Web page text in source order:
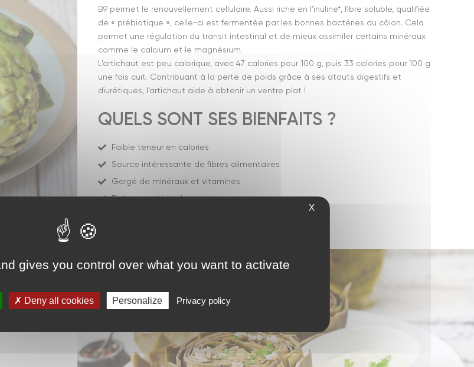
B9 permet le renouvellement cellulaire. Aussi riche en l’inuline*, fibre soluble, qualifiée
de « prébiotique », celle-ci est fermentée par les bonnes bactéries du côlon. Cela
permet une régulation du transit intestinal et de mieux assimiler certains minéraux
comme le calcium et le magnésium.
L’artichaut est peu calorique, avec 47 calories pour 100 g, puis 33 calories pour 100 g
une fois cuit. Contribuant à la perte de poids grâce à ses atouts digestifs et
diurétiques, l’artichaut aide à obtenir un ventre plat !
QUELS SONT SES BIENFAITS ?
Faible teneur en calories
Source intéressante de fibres alimentaires
Gorgé de minéraux et vitamines
Riche en antioxydants
X
gives you control over what you want to activate
Deny all cookies Personalize Privacy policy